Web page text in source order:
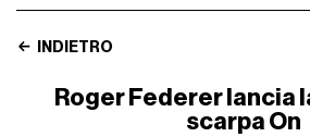
INDIETRO
Roger Federer lancia
scarpa On